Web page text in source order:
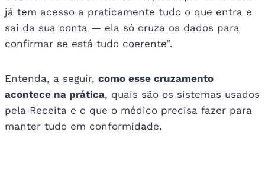
já tem acesso a praticamente tudo o que entra e
sai da sua conta — ela só cruza os dados para
confirmar se está tudo coerente”.
Entenda, a seguir, como esse cruzamento
acontece na prática, quais são os sistemas usados
pela Receita e o que o médico precisa fazer para
manter tudo em conformidade.